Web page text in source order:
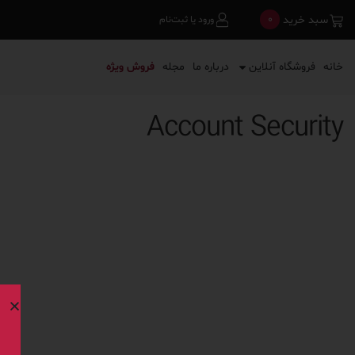
0 سبد خرید ورود یا ثبت‌نام
خانه فروشگاه آنلاین درباره ما مجله فروش ویژه
Account Security